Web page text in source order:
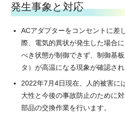
発生事象と対応
ACアダプターをコンセントに差
際、電気的異状が発生した場合
べき状態が制御できず、制御基
タ）が高温になる現象が確認され
2022年7月4日現在、人的被害に
大性と今後の事故防止のために
部品の交換作業を行います。